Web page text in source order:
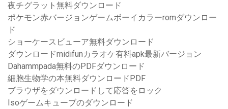
夜チグラット無料ダウンロード
ポケモン赤バージョンゲームボーイカラーromダウンロー
ド
ショーケースビューア無料ダウンロード
ダウンロードmidifunカラオケ有料apk最新バージョン
Dahammpada無料のPDFダウンロード
細胞生物学の本無料ダウンロードPDF
ブラウザをダウンロードして応答をロック
Isoゲームキューブのダウンロード